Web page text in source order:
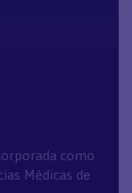
como
Médicas de